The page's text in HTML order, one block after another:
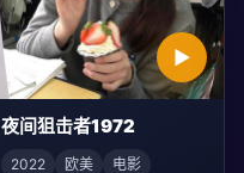
▶
夜间狙击者1972
2022 欧美 电影